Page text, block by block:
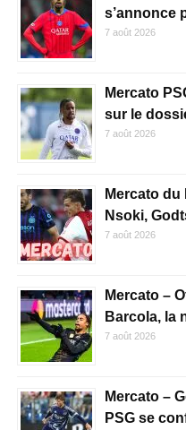
s’annonce
7 août 2026
Mercato
sur le
7 août 2026
Mercato du
Nsoki,
7 août 2026
Mercato –
Barcola, la
7 août 2026
Mercato –
PSG se